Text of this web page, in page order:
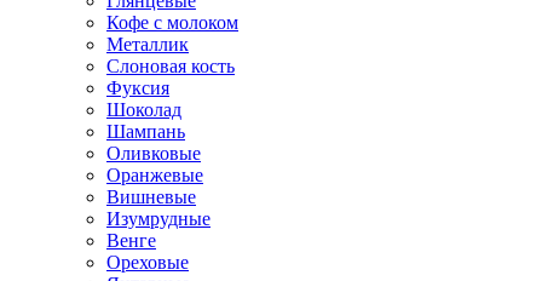
Кофе с молоком
Металлик
Слоновая кость
Фуксия
Шоколад
Шампань
Оливковые
Оранжевые
Вишневые
Изумрудные
Венге
Ореховые